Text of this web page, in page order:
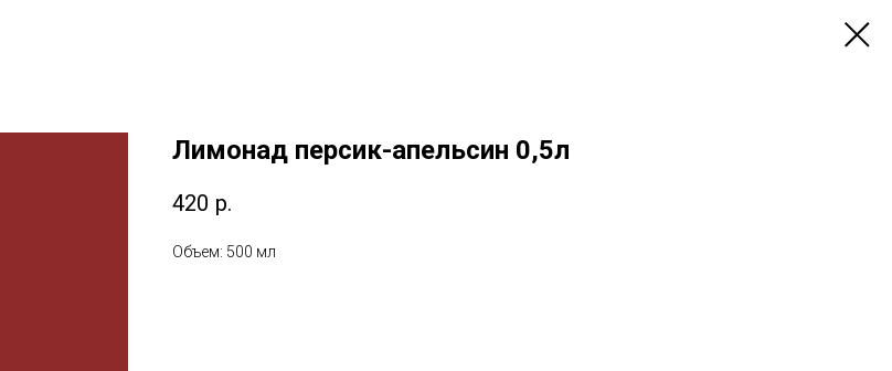
Лимонад персик-апельсин 0,5л
420 р.
Объем: 500 мл